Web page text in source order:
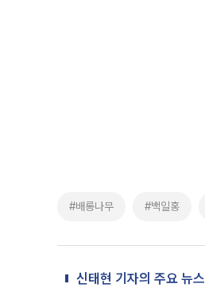
#배롱나무 #백일홍
신태현 기자의 주요 뉴스